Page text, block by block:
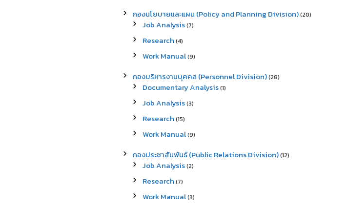
กองนโยบายและแผน (Policy and Planning Division)(20)
Job Analysis(7)
Research (4)
Work Manual(9)
กองบริหารงานบุคคล (Personnel Division)(28)
Documentary Analysis(1)
Job Analysis(3)
Research (15)
Work Manual(9)
กองประชาสัมพันธ์ (Public Relations Division)(12)
Job Analysis(2)
Research (7)
Work Manual(3)